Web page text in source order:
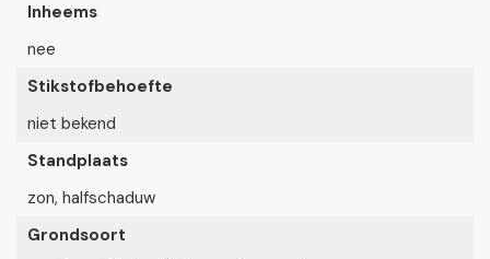
Inheems
nee
Stikstofbehoefte
niet bekend
Standplaats
zon, halfschaduw
Grondsoort